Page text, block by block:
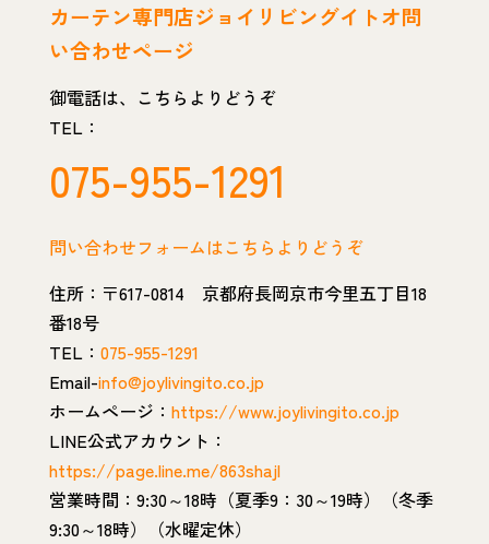
カーテン専門店ジョイリビングイトオ問
い合わせページ
御電話は、こちらよりどうぞ
TEL：
075-955-1291
問い合わせフォームはこちらよりどうぞ
住所：〒617-0814 京都府長岡京市今里五丁目18
番18号
TEL： 075-955-1291
Email-info@joylivingito.co.jp
ホームページ： https://www.joylivingito.co.jp
LINE公式アカウント：
https://page.line.me/863shajl
営業時間：9:30～18時（夏季9：30～19時）（冬季
9:30～18時）（水曜定休）